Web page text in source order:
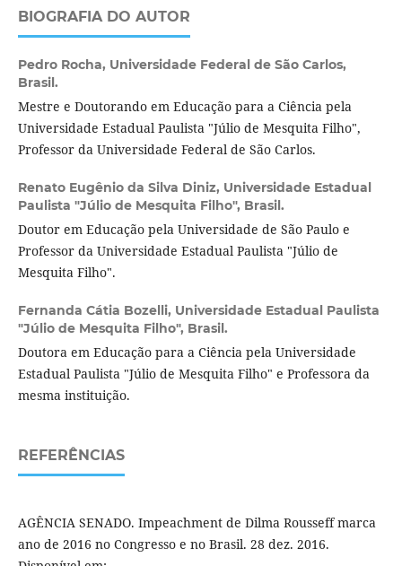
BIOGRAFIA DO AUTOR
Pedro Rocha, Universidade Federal de São Carlos,
Brasil.
Mestre e Doutorando em Educação para a Ciência pela
Universidade Estadual Paulista "Júlio de Mesquita Filho",
Professor da Universidade Federal de São Carlos.
Renato Eugênio da Silva Diniz, Universidade Estadual
Paulista "Júlio de Mesquita Filho", Brasil.
Doutor em Educação pela Universidade de São Paulo e
Professor da Universidade Estadual Paulista "Júlio de
Mesquita Filho".
Fernanda Cátia Bozelli, Universidade Estadual Paulista
"Júlio de Mesquita Filho", Brasil.
Doutora em Educação para a Ciência pela Universidade
Estadual Paulista "Júlio de Mesquita Filho" e Professora da
mesma instituição.
REFERÊNCIAS
AGÊNCIA SENADO. Impeachment de Dilma Rousseff marca
ano de 2016 no Congresso e no Brasil. 28 dez. 2016.